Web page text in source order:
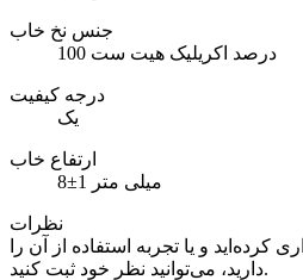
جنس نخ خاب
100 درصد اکریلیک هیت ست
درجه کیفیت
یک
ارتفاع خاب
8±1 میلی متر
نظرات
کرده‌اید و یا تجربه استفاده از آن را
دارید، می‌توانید نظر خود ثبت کنید.